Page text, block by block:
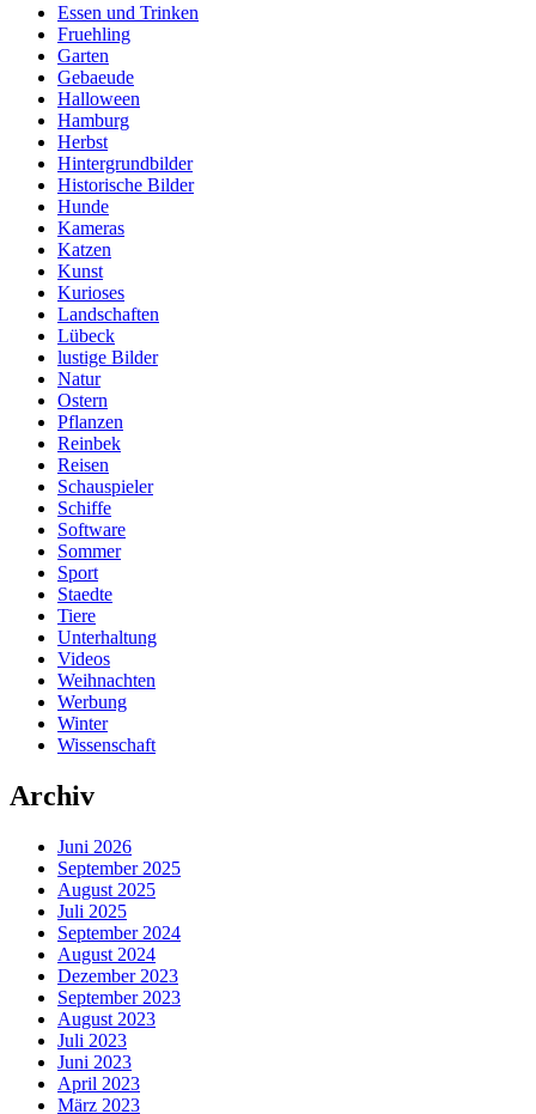
Essen und Trinken
Fruehling
Garten
Gebaeude
Halloween
Hamburg
Herbst
Hintergrundbilder
Historische Bilder
Hunde
Kameras
Katzen
Kunst
Kurioses
Landschaften
Lübeck
lustige Bilder
Natur
Ostern
Pflanzen
Reinbek
Reisen
Schauspieler
Schiffe
Software
Sommer
Sport
Staedte
Tiere
Unterhaltung
Videos
Weihnachten
Werbung
Winter
Wissenschaft
Archiv
Juni 2026
September 2025
August 2025
Juli 2025
September 2024
August 2024
Dezember 2023
September 2023
August 2023
Juli 2023
Juni 2023
April 2023
März 2023